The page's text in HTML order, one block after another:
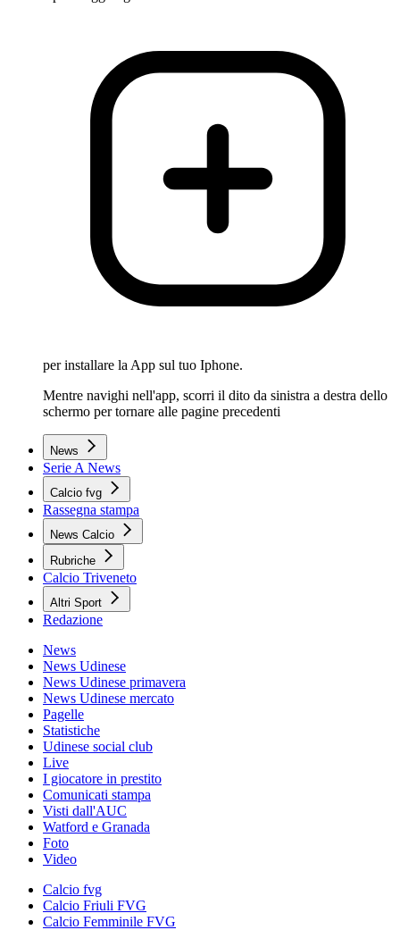
per installare la App sul tuo Iphone.
Mentre navighi nell'app, scorri il dito da sinistra a destra dello
schermo per tornare alle pagine precedenti
News
Serie A News
Calcio fvg
Rassegna stampa
News Calcio
Rubriche
Calcio Triveneto
Altri Sport
Redazione
News
News Udinese
News Udinese primavera
News Udinese mercato
Pagelle
Statistiche
Udinese social club
Live
I giocatore in prestito
Comunicati stampa
Visti dall'AUC
Watford e Granada
Foto
Video
Calcio fvg
Calcio Friuli FVG
Calcio Femminile FVG